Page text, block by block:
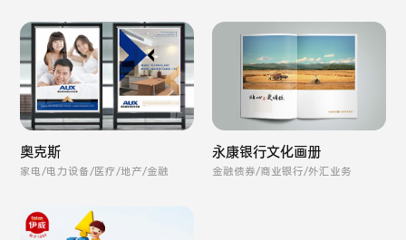
奥克斯
家电/电力设备/医疗/地产/金融
永康银行文化画册
金融债券/商业银行/外汇业务